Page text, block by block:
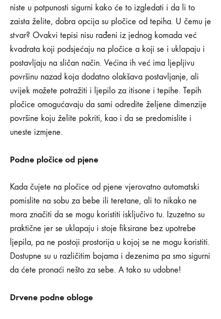
KVALITETNO
niste u potpunosti sigurni kako će to izgledati i da li to
zaista želite, dobra opcija su pločice od tepiha. U čemu je
stvar? Ovakvi tepisi nisu rađeni iz jednog komada već
kvadrata koji podsjećaju na pločice a koji se i uklapaju i
postavljaju na sličan način. Većina ih već ima ljepljivu
površinu nazad koja dodatno olakšava postavljanje, ali
uvijek možete potražiti i ljepilo za itisone i tepihe. Tepih
pločice omogućavaju da sami odredite željene dimenzije
površine koju želite pokriti, kao i da se predomislite i
uneste izmjene.
Podne pločice od pjene
Kada čujete na pločice od pjene vjerovatno automatski
pomislite na sobu za bebe ili teretane, ali to nikako ne
mora značiti da se mogu koristiti isključivo tu. Izuzetno su
praktične jer se uklapaju i stoje fiksirane bez upotrebe
ljepila, pa ne postoji prostorija u kojoj se ne mogu koristiti.
Dostupne su u različitim bojama i dezenima pa smo sigurni
da ćete pronaći nešto za sebe. A tako su udobne!
Drvene podne obloge